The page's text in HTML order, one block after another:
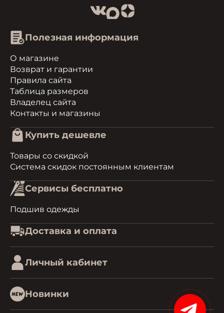
Полезная информация
О магазине
Возврат и гарантии
Правила сайта
Таблица размеров
Владелец сайта
Контакты и магазины
Купить дешевле
Товары со скидкой
Система скидок постоянным клиентам
Сервисы бесплатно
Подшив одежды
Доставка и оплата
Личный кабинет
Новинки
15%